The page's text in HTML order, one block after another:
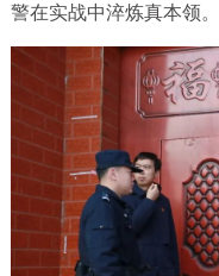
警在实战中淬炼真本领。